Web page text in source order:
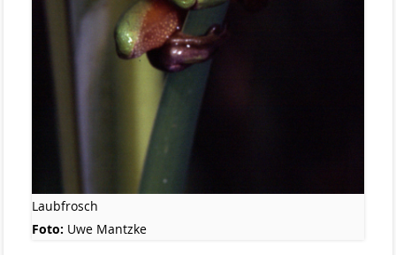
Veröffentlichungen
Naturschätze im Landkreis Diepholz
Fliegende Edelsteine
ab 2023 MOOSland
ab 2022 PALUDIfarming
ab 2018 NRSP-CANAPE
Laubfrosch
Foto: Uwe Mantzke